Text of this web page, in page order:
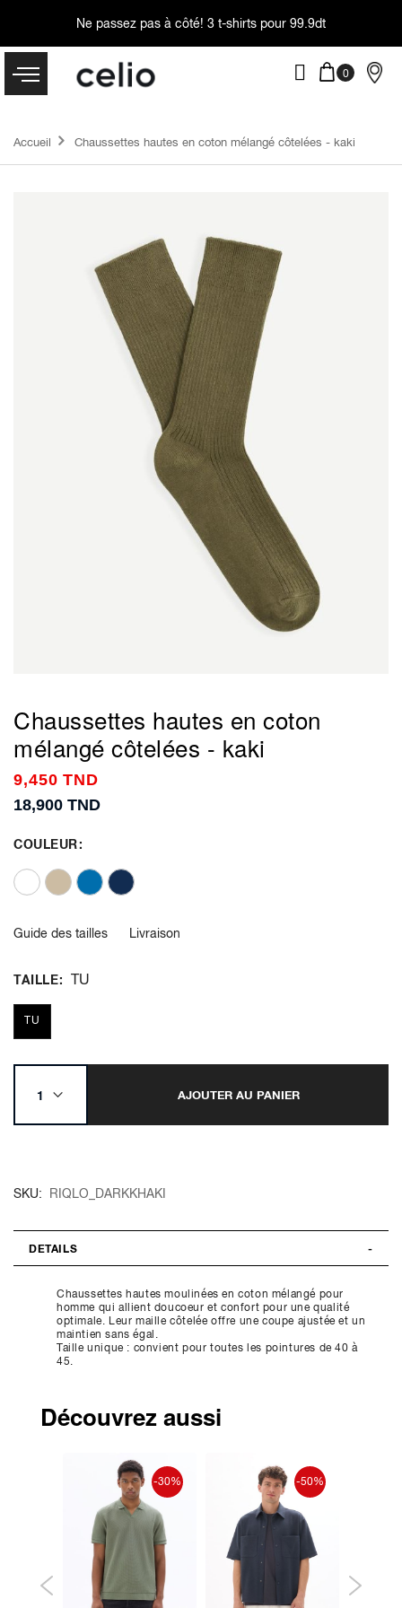
Ne passez pas à côté! 3 t-shirts pour 99.9dt
Accueil Chaussettes hautes en coton mélangé côtelées - kaki
Chaussettes hautes en coton
mélangé côtelées - kaki
9,450 TND
18,900 TND
COULEUR
Guide des tailles Livraison
TAILLE TU
TU
AJOUTER AU PANIER
SKU RIQLO_DARKKHAKI
DETAILS
Chaussettes hautes moulinées en coton mélangé pour
homme qui allient doucoeur et confort pour une qualité
optimale. Leur maille côtelée offre une coupe ajustée et un
maintien sans égal.
Taille unique : convient pour toutes les pointures de 40 à
45.
Découvrez aussi
-30% -50%